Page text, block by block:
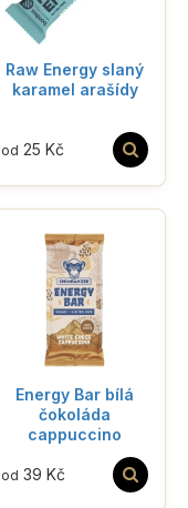
Raw Energy slaný
karamel arašídy
od 25 Kč
Energy Bar bílá
čokoláda
cappuccino
od 39 Kč